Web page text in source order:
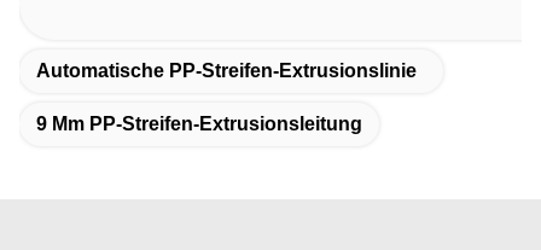
Automatische PP-Streifen-Extrusionslinie
9 Mm PP-Streifen-Extrusionsleitung